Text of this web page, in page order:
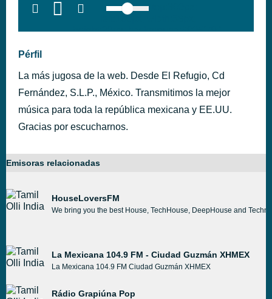
height:28px; background:#005f79;'
Pérfil
La más jugosa de la web. Desde El Refugio, Cd
Fernández, S.L.P., México. Transmitimos la mejor
música para toda la república mexicana y EE.UU.
Gracias por escucharnos.
Emisoras relacionadas
HouseLoversFM
We bring you the best House, TechHouse, DeepHouse and
La Mexicana 104.9 FM - Ciudad Guzmán XHMEX
La Mexicana 104.9 FM Ciudad Guzmán XHMEX
Rádio Grapiúna Pop